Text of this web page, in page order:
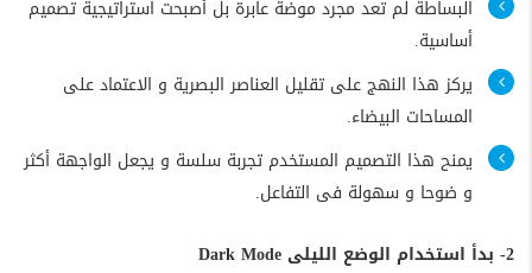
البساطة لم تعد مجرد موضة عابرة بل أصبحت استراتيجية تصميم
أساسية.
يركز هذا النهج على تقليل العناصر البصرية و الاعتماد على
المساحات البيضاء.
يمنح هذا التصميم المستخدم تجربة سلسة و يجعل الواجهة أكثر
و ضوحا و سهولة فى التفاعل.
2- بدأ استخدام الوضع الليلى Dark Mode